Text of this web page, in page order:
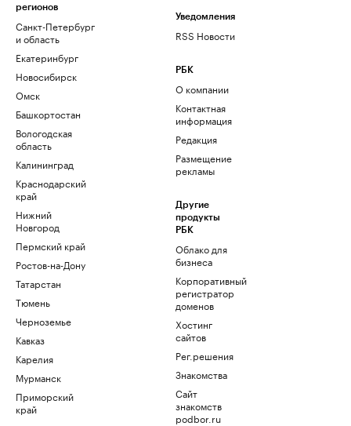
регионов
Санкт-Петербург
и область
Екатеринбург
Новосибирск
Омск
Башкортостан
Вологодская
область
Калининград
Краснодарский
край
Нижний
Новгород
Пермский край
Ростов-на-Дону
Татарстан
Тюмень
Черноземье
Кавказ
Карелия
Мурманск
Приморский
край
Уведомления
RSS Новости
РБК
О компании
Контактная
информация
Редакция
Размещение
рекламы
Другие
продукты
РБК
Облако для
бизнеса
Корпоративный
регистратор
доменов
Хостинг
сайтов
Рег.решения
Знакомства
Сайт
знакомств
podbor.ru